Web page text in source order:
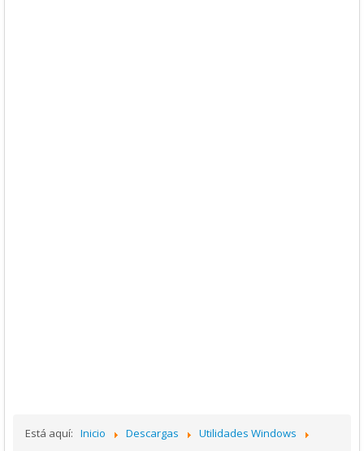
Está aquí: Inicio Descargas
Utilidades Windows